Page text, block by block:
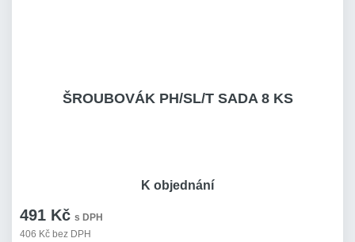
ŠROUBOVÁK PH/SL/T SADA 8 KS
491 Kč s DPH
406 Kč bez DPH
K objednání